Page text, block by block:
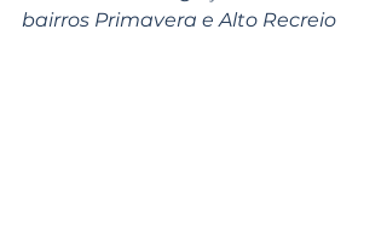
bairros Primavera e Alto Recreio